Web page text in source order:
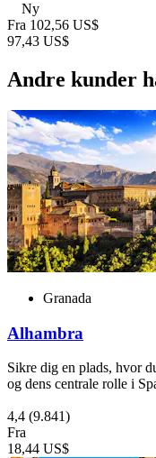
Ny
Fra 102,56 US$
97,43 US$
Andre kunder
Granada
Alhambra
Sikre dig en plads, hvor
og dens centrale rolle i
4,4 (9.841)
Fra
18,44 US$